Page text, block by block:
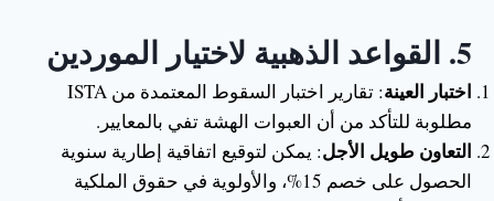
5. القواعد الذهبية لاختيار الموردين
اختبار العينة
: تقارير اختبار السقوط المعتمدة من ISTA
مطلوبة للتأكد من أن العبوات الهشة تفي بالمعايير.
التعاون طويل الأجل: يمكن لتوقيع اتفاقية إطارية سنوية
الحصول على خصم 15%، والأولوية في حقوق الملكية